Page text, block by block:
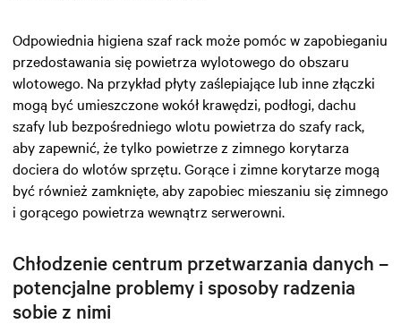
Odpowiednia higiena szaf rack może pomóc w zapobieganiu
przedostawania się powietrza wylotowego do obszaru
wlotowego. Na przykład płyty zaślepiające lub inne złączki
mogą być umieszczone wokół krawędzi, podłogi, dachu
szafy lub bezpośredniego wlotu powietrza do szafy rack,
aby zapewnić, że tylko powietrze z zimnego korytarza
dociera do wlotów sprzętu. Gorące i zimne korytarze mogą
być również zamknięte, aby zapobiec mieszaniu się zimnego
i gorącego powietrza wewnątrz serwerowni.
Chłodzenie centrum przetwarzania danych –
potencjalne problemy i sposoby radzenia
sobie z nimi